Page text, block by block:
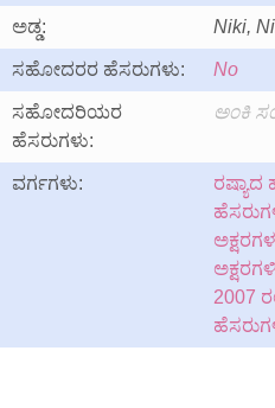
ಅಡ್ಡ: Niki,
ಸಹೋದರರ ಹೆಸರುಗಳು: No
ಸಹೋದರಿಯರ
ಹೆಸರುಗಳು:
ಅ೦ಕಿ
ವರ್ಗಗಳು: ರಷ್ಯಾದ
2007